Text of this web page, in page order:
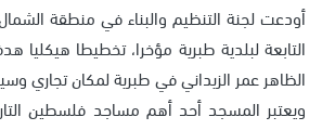
أودعت لجنة التنظيم والبناء في منطقة
التابعة لبلدية طبرية مؤخرا، تخطيطا
الظاهر عمر الزيداني في طبرية لمكان تجاري
ويعتبر المسجد أحد أهم مساجد فلسطين